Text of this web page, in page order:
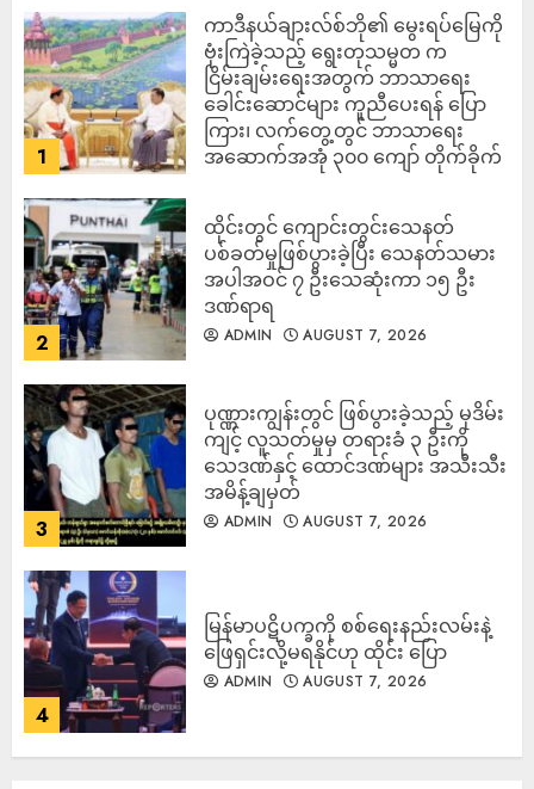
1
ကာဒီနယ်ချားလ်စ်ဘို၏ မွေးရပ်မြေကို
ဗုံးကြဲခဲ့သည့် ရွေးတုသမ္မတ က
ငြိမ်းချမ်းရေးအတွက် ဘာသာရေး
ခေါင်းဆောင်များ ကူညီပေးရန် ပြော
ကြား၊ လက်တွေ့တွင် ဘာသာရေး
အဆောက်အအုံ ၃၀၀ ကျော် တိုက်ခိုက်
ADMIN AUGUST 7, 2026
2
ထိုင်းတွင် ကျောင်းတွင်းသေနတ်
ပစ်ခတ်မှုဖြစ်ပွားခဲ့ပြီး သေနတ်သမား
အပါအဝင် ၇ ဦးသေဆုံးကာ ၁၅ ဦး
ဒဏ်ရာရ
ADMIN AUGUST 7, 2026
3
ပုဏ္ဏားကျွန်းတွင် ဖြစ်ပွားခဲ့သည့် မုဒိမ်း
ကျင့် လူသတ်မှုမှ တရားခံ ၃ ဦးကို
သေဒဏ်နှင့် ထောင်ဒဏ်များ အသီးသီး
အမိန့်ချမှတ်
ADMIN AUGUST 7, 2026
4
မြန်မာပဋိပက္ခကို စစ်ရေးနည်းလမ်းနဲ့
ဖြေရှင်းလို့မရနိုင်ဟု ထိုင်း ပြော
ADMIN AUGUST 7, 2026